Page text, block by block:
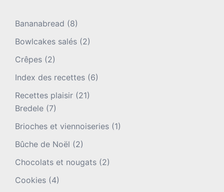
Bananabread (8)
Bowlcakes salés (2)
Crêpes (2)
Index des recettes (6)
Recettes plaisir (21)
Bredele (7)
Brioches et viennoiseries (1)
Bûche de Noël (2)
Chocolats et nougats (2)
Cookies (4)